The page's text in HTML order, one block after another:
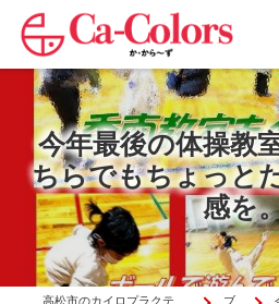
今年最後の体操教
ちらでもちょっと
感を